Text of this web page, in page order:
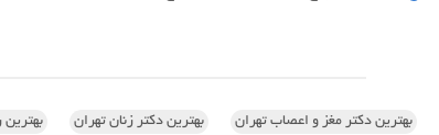
بهترین دکتر مغز و اعصاب تهران بهترین دکتر زنان تهران